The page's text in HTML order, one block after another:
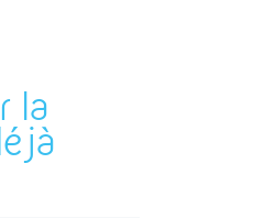
la